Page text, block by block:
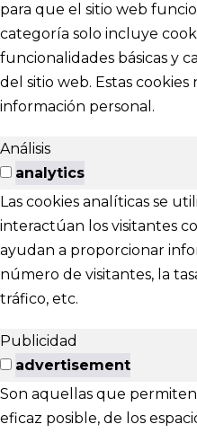
para que el sitio web
categoría solo incluye
funcionalidades básicas y
del sitio web. Estas
información personal.
Análisis
analytics
Las cookies analíticas se
interactúan los visitantes
ayudan a proporcionar
número de visitantes, la
tráfico, etc.
Publicidad
advertisement
Son aquellas que
eficaz posible, de los